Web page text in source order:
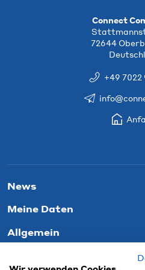
Connect
72644
+49 7022
News
Meine Daten
Allgemein